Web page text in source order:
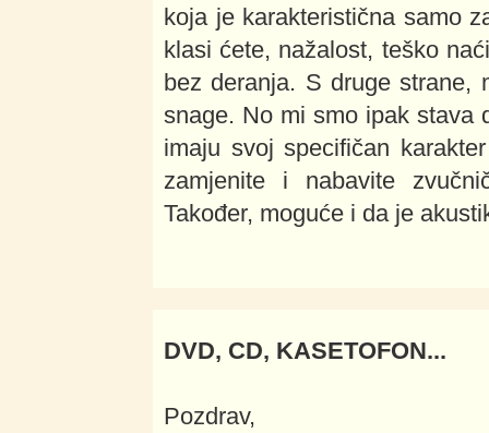
koja je karakteristična samo
klasi ćete, nažalost, teško
bez deranja. S druge strane,
snage. No mi smo ipak stava
imaju svoj specifičan
zamjenite i nabavite
Također, moguće i da je
DVD, CD, KASETOFON...
Pozdrav,